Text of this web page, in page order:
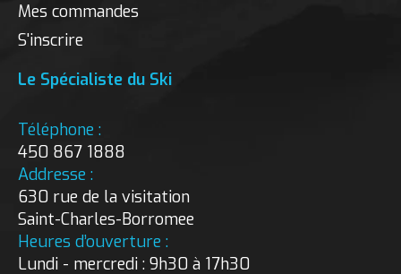
Mes commandes
S'inscrire
Le Spécialiste du Ski
Téléphone :
450 867 1888
Addresse :
630 rue de la visitation
Saint-Charles-Borromee
Heures d’ouverture :
Lundi - mercredi : 9h30 à 17h30